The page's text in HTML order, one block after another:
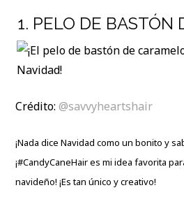
1. PELO DE BASTÓN
Crédito:@savvyheartshair
¡Nada dice Navidad como un bonito y
¡#CandyCaneHair es mi idea favorita
navideño! ¡Es tan único y creativo!